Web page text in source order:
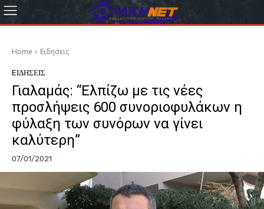
Home Eιδησεις
EΙΔΗΣΕΙΣ
Γιαλαμάς: “Ελπίζω με τις νέες
προσλήψεις 600 συνοριοφυλάκων η
φύλαξη των συνόρων να γίνει
καλύτερη”
07/01/2021